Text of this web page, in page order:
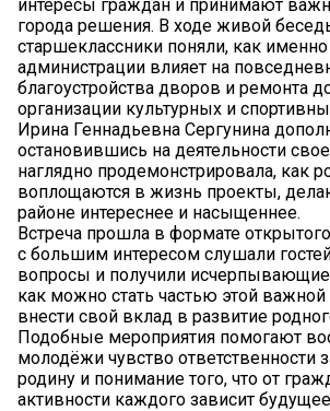
интересы граждан и принимают
города решения. В ходе живой
старшеклассники поняли, как именно
администрации влияет на
благоустройства дворов и ремонта
организации культурных и
Ирина Геннадьевна Сергунина
остановившись на деятельности
наглядно продемонстрировала, как
воплощаются в жизнь проекты,
районе интереснее и насыщеннее.
Встреча прошла в формате
с большим интересом слушали
вопросы и получили
как можно стать частью этой
внести свой вклад в развитие
Подобные мероприятия помогают
молодёжи чувство ответственности
родину и понимание того, что от
активности каждого зависит